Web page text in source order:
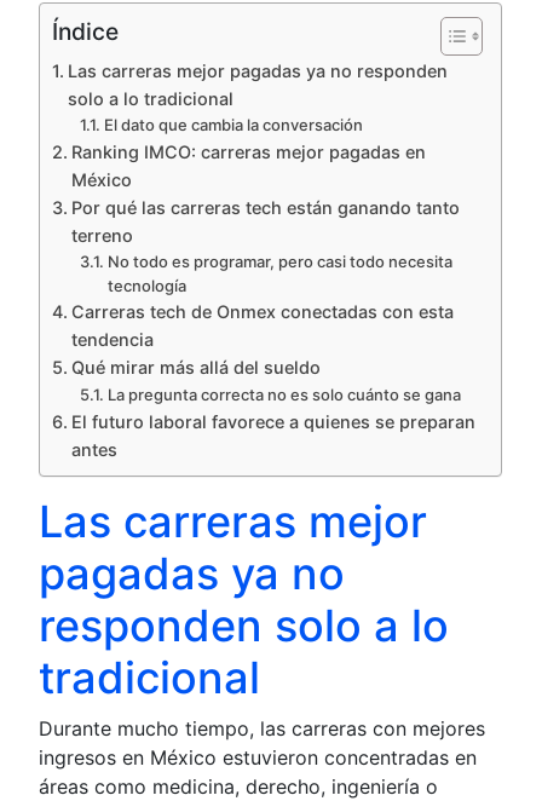
Índice
Las carreras mejor pagadas ya no responden
solo a lo tradicional
El dato que cambia la conversación
Ranking IMCO: carreras mejor pagadas en
México
Por qué las carreras tech están ganando tanto
terreno
No todo es programar, pero casi todo necesita
tecnología
Carreras tech de Onmex conectadas con esta
tendencia
Qué mirar más allá del sueldo
La pregunta correcta no es solo cuánto se gana
El futuro laboral favorece a quienes se preparan
antes
Las carreras mejor
pagadas ya no
responden solo a lo
tradicional
Durante mucho tiempo, las carreras con mejores
ingresos en México estuvieron concentradas en
áreas como medicina, derecho, ingeniería o